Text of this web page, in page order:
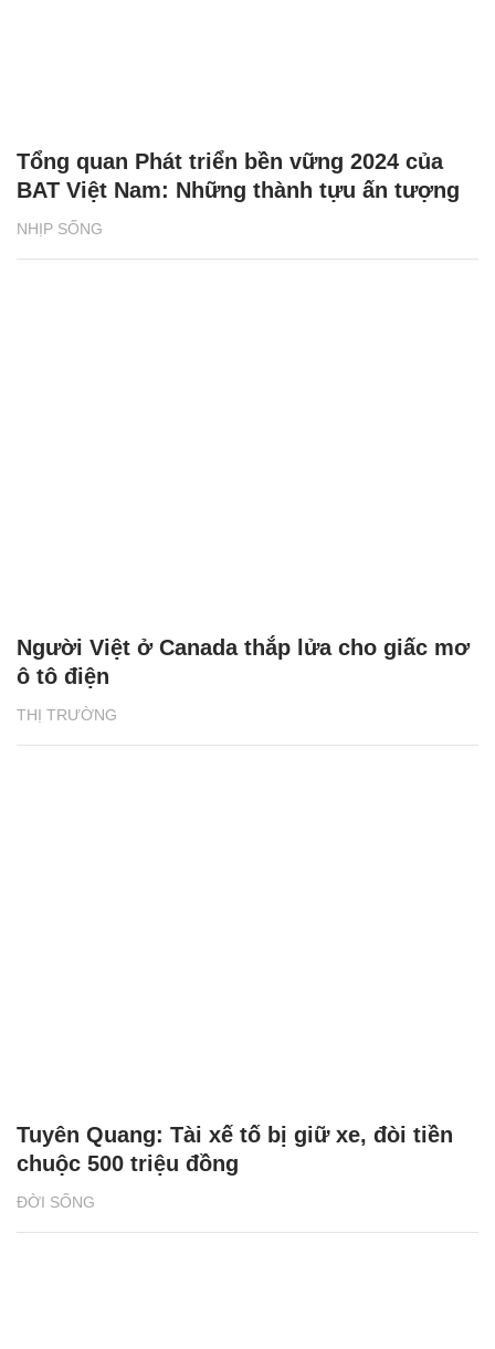
NHỊP SỐNG
Tổng quan Phát triển bền vững 2024 của
BAT Việt Nam: Những thành tựu ấn tượng
THỊ TRƯỜNG
Người Việt ở Canada thắp lửa cho giấc mơ
ô tô điện
ĐỜI SỐNG
Tuyên Quang: Tài xế tố bị giữ xe, đòi tiền
chuộc 500 triệu đồng